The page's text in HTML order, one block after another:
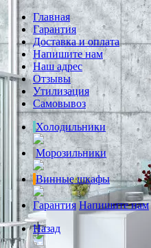
Главная
Гарантия
Доставка и оплата
Напишите нам
Наш адрес
Отзывы
Утилизация
Самовывоз
Холодильники
Морозильники
Винные шкафы
Гарантия Напишите нам
Назад